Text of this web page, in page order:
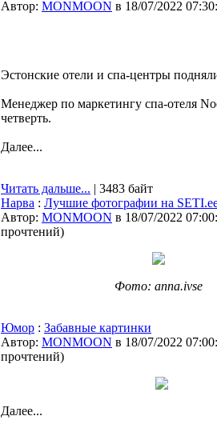
Автор: MONMOON в 18/07/2022
Эстонские отели и спа-центры
Менеджер по маркетингу спа-отеля
четверть.
Далее...
Читать дальше... | 3483 байт
Нарва : Лучшие фотографии на
Автор: MONMOON в 18/07/2022
прочтений)
Фото: anna.ivse
Юмор : Забавные картинки
Автор: MONMOON в 18/07/2022
прочтений)
Далее...